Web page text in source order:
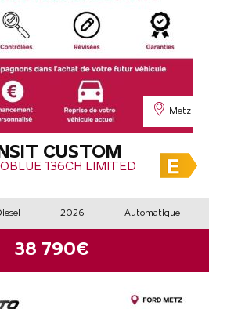
Metz
CUSTOM
136CH LIMITED
2026 Automatique
38 790€